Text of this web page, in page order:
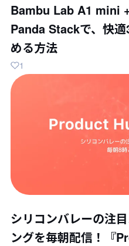
Bambu Lab A1 mini
Panda Stackで、快
める方法
1
シリコンバレーの注
ングを毎朝配信！『